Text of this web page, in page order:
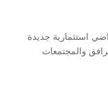
أراضي استثمارية جديدة
والمجتمعات